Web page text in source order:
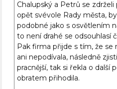
Chalupský a Petrů se
opět svévole Rady města,
podobné jako s osvětlením
to není drahé se odsouhlasí
Pak firma přijde s tím, že
ani nepodívala, následně
pracnější, tak si řekla o další
obratem přihodila.